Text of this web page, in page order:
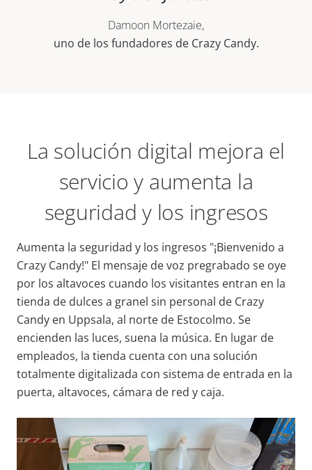
Damoon Mortezaie,
uno de los fundadores de Crazy Candy.
La solución digital mejora el
servicio y aumenta la
seguridad y los ingresos
Aumenta la seguridad y los ingresos "¡Bienvenido a
Crazy Candy!" El mensaje de voz pregrabado se oye
por los altavoces cuando los visitantes entran en la
tienda de dulces a granel sin personal de Crazy
Candy en Uppsala, al norte de Estocolmo. Se
encienden las luces, suena la música. En lugar de
empleados, la tienda cuenta con una solución
totalmente digitalizada con sistema de entrada en la
puerta, altavoces, cámara de red y caja.